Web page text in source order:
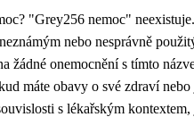
"Grey256 nemoc"
nebo nesprávně
žádné onemocnění s tímto
máte obavy o své zdraví nebo
s lékařským kontextem,